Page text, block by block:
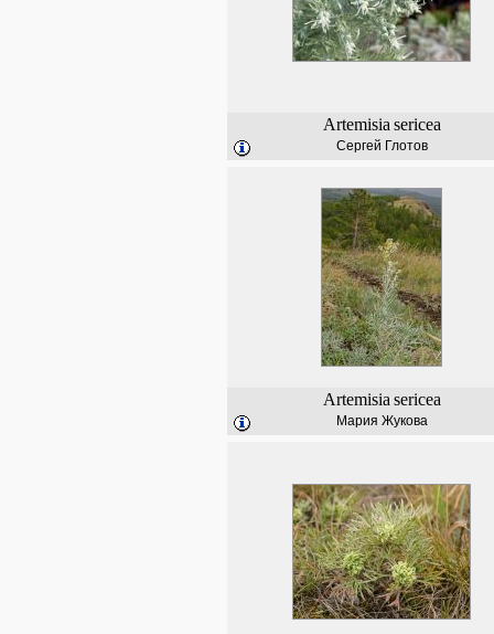
Artemisia sericea
Сергей Глотов
Artemisia sericea
Мария Жукова